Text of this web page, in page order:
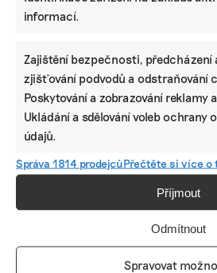
informací.
Zajištění bezpečnosti, předcházení
zjišťování podvodů a odstraňování
Poskytování a zobrazování reklamy
Ukládání a sdělování voleb ochrany
údajů.
Správa 1814 prodejcůPřečtěte si více o
Příjmout
Odmítnout
Spravovat
PRÁCE, KTERÁ ZLEPŠÍ SVĚT
mutualus
Stáž: právnička nebo právník v
udržitelnosti
mutualus